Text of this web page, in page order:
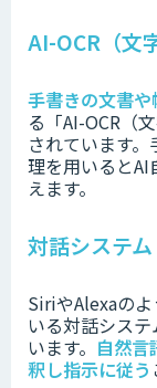
AI-OCR（文
手書きの文書
る「AI-OCR（
されています。
理を用いると
えます。
対話システム
SiriやAlexaの
いる対話シス
います。 自然言
釈し指示に従う